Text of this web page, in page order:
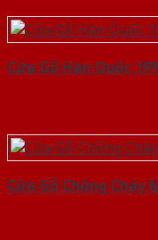
Cửa Gỗ Hàn Quốc
Cửa Gỗ Chống Cháy